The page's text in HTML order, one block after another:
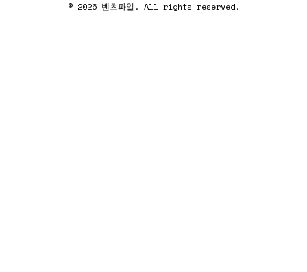
© 2026 벤츠파일. All rights reserved.